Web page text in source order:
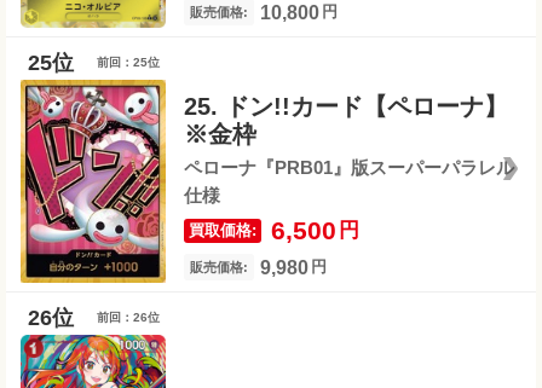
販売価格: 10,800 円
前回：25位
25. ドン!!カード【ペローナ】
※金枠
ペローナ『PRB01』版スーパーパラレル
仕様
買取価格: 6,500 円
販売価格: 9,980 円
前回：26位